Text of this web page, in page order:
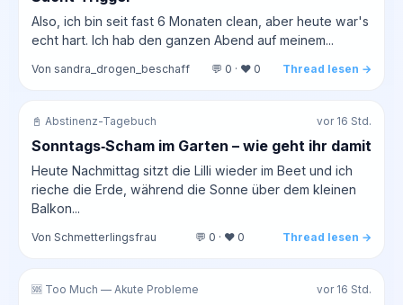
Also, ich bin seit fast 6 Monaten clean, aber heute war's
echt hart. Ich hab den ganzen Abend auf meinem...
Von sandra_drogen_beschaff 💬 0 · ❤️ 0 Thread lesen →
📓 Abstinenz-Tagebuch vor 16 Std.
Sonntags‑Scham im Garten – wie geht ihr damit
Heute Nachmittag sitzt die Lilli wieder im Beet und ich
rieche die Erde, während die Sonne über dem kleinen
Balkon...
Von Schmetterlingsfrau 💬 0 · ❤️ 0 Thread lesen →
🆘 Too Much — Akute Probleme vor 16 Std.